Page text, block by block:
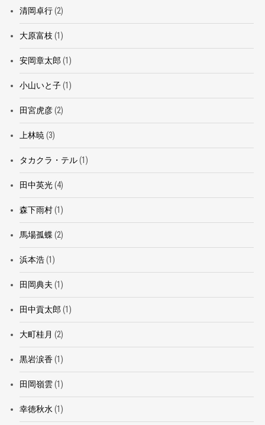
清岡卓行(2)
大原富枝 (1)
安岡章太郎 (1)
小山いと子(1)
田宮虎彦(2)
上林暁 (3)
タカクラ・テル(1)
田中英光(4)
森下雨村(1)
馬場孤蝶 (2)
浜本浩(1)
田岡典夫 (1)
田中貢太郎 (1)
大町桂月 (2)
黒岩涙香(1)
田岡嶺雲(1)
幸徳秋水 (1)